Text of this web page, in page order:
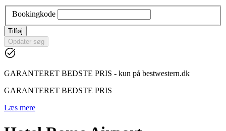
Bookingkode
Tilføj
Opdater søg
GARANTERET BEDSTE PRIS - kun på bestwestern.dk
GARANTERET BEDSTE PRIS
Læs mere